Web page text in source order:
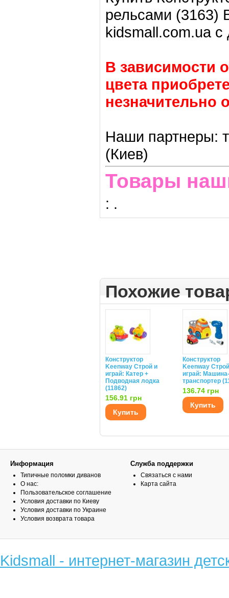
рельсами (3163)
kidsmall.com.ua
В зависимости
цвета
незначительно
Наши партнеры:
(Киев)
Товары
: .
Похожие
Конструктор
Keenway Строй и
играй: Катер +
Подводная лодка
(11862)
156.91 грн
Купить
Конструктор
Keenway
играй: Машина-
транспортер
136.74 грн
Купить
Информация
Типичные поломки диванов
О нас:
Пользовательское соглашение
Условия доставки по Киеву
Условия доставки по Украине
Условия возврата товара
Служба поддержки
Связаться с нами
Карта сайта
Kidsmall - интернет-магазин